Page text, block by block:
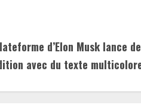
d’Elon Musk lance de
avec du texte